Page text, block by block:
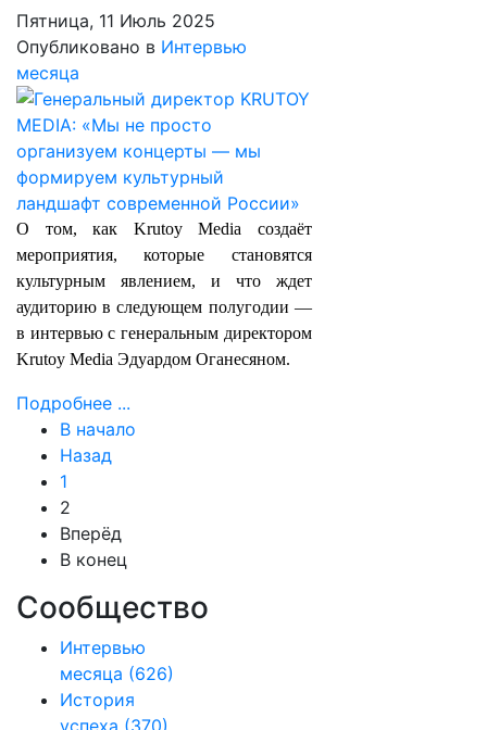
Пятница, 11 Июль 2025
Опубликовано в Интервью
месяца
О том, как Krutoy Media создаёт
мероприятия, которые становятся
культурным явлением, и что ждет
аудиторию в следующем полугодии —
в интервью с генеральным директором
Krutoy Media Эдуардом Оганесяном.
Подробнее ...
В начало
Назад
1
2
Вперёд
В конец
Сообщество
Интервью
месяца (626)
История
успеха (370)